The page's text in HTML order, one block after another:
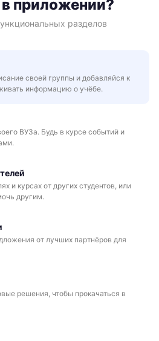
приложении?
разделов
своей группы и добавляйся к
информацию о учёбе.
ВУЗа. Будь в курсе событий и
и курсах от других студентов, или
другим.
от лучших партнёров для
решения, чтобы прокачаться в